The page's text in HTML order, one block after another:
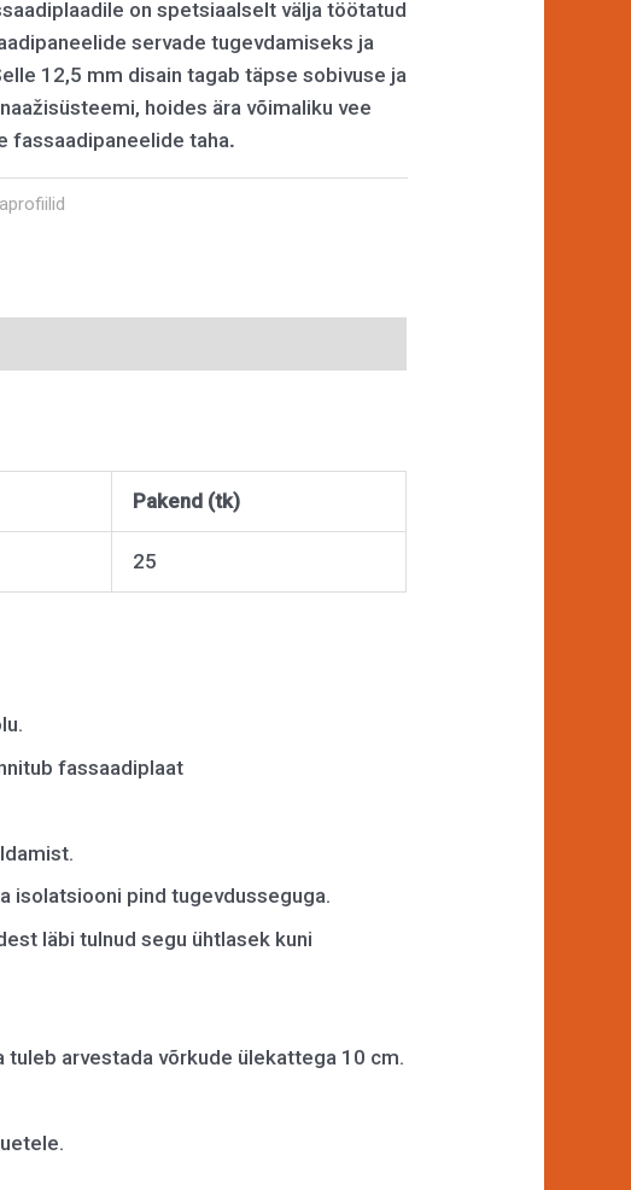
on spetsiaalselt välja töötatud
servade tugevdamiseks ja
12,5 mm disain tagab täpse sobivuse ja
hoides ära võimaliku vee
fassaadipaneelide taha.
Pakend (tk)
25
fassaadiplaat
isolatsiooni pind tugevdusseguga.
läbi tulnud segu ühtlasek kuni
arvestada võrkude ülekattega 10 cm.